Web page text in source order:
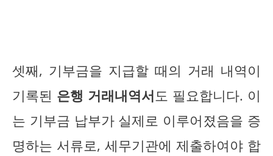
셋째, 기부금을 지급할 때의 거래 내역이
기록된 은행 거래내역서도 필요합니다. 이
는 기부금 납부가 실제로 이루어졌음을 증
명하는 서류로, 세무기관에 제출하여야 합